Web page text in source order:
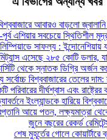
আবারও বাড়লো
পূর্ব এশিয়ার সবচেয়ে স্থিতিশীল
সাফল্য : ইন্দোনেশিয়ায়
এসেছে ২৮৫ কোটি ডলার,
থেকে স্নাতক ডিগ্রি অর্জন
সর্বোচ্চ বিশ্ববাজারের তেলের
পরিবারের দীর্ঘশ্বাস এবং রাষ্ট্রের
ইংল্যান্ডকে হারিয়ে
আয়ে পতন, লক্ষ্যমাত্রা
জুনে বছরের রেকর্ড
শেষ মুহূর্তের গোলে কোয়ার্টারে